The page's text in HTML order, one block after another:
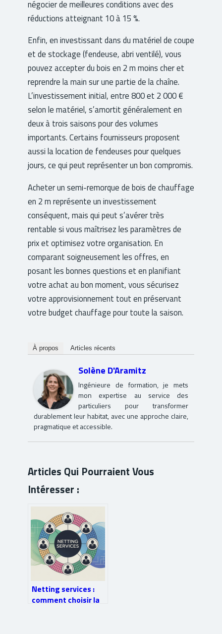
négocier de meilleures conditions avec des
réductions atteignant 10 à 15 %.
Enfin, en investissant dans du matériel de coupe
et de stockage (fendeuse, abri ventilé), vous
pouvez accepter du bois en 2 m moins cher et
reprendre la main sur une partie de la chaîne.
L’investissement initial, entre 800 et 2 000 €
selon le matériel, s’amortit généralement en
deux à trois saisons pour des volumes
importants. Certains fournisseurs proposent
aussi la location de fendeuses pour quelques
jours, ce qui peut représenter un bon compromis.
Acheter un semi-remorque de bois de chauffage
en 2 m représente un investissement
conséquent, mais qui peut s’avérer très
rentable si vous maîtrisez les paramètres de
prix et optimisez votre organisation. En
comparant soigneusement les offres, en
posant les bonnes questions et en planifiant
votre achat au bon moment, vous sécurisez
votre approvisionnement tout en préservant
votre budget chauffage pour toute la saison.
À propos Articles récents
Solène D'Aramitz
Ingénieure de formation, je mets
mon expertise au service des
particuliers pour transformer
durablement leur habitat, avec une approche claire,
pragmatique et accessible.
Articles Qui Pourraient Vous
Intéresser :
Netting services :
comment choisir la